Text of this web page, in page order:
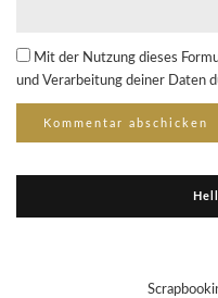
Mit der Nutzung dieses
und Verarbeitung deiner Daten